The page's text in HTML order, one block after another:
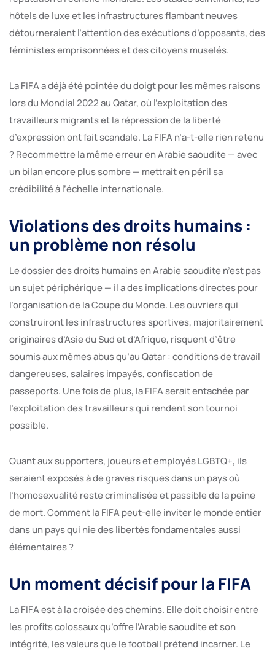
hôtels de luxe et les infrastructures flambant neuves
détourneraient l’attention des exécutions d’opposants, des
féministes emprisonnées et des citoyens muselés.
La FIFA a déjà été pointée du doigt pour les mêmes raisons
lors du Mondial 2022 au Qatar, où l’exploitation des
travailleurs migrants et la répression de la liberté
d’expression ont fait scandale. La FIFA n’a-t-elle rien retenu
? Recommettre la même erreur en Arabie saoudite — avec
un bilan encore plus sombre — mettrait en péril sa
crédibilité à l’échelle internationale.
Violations des droits humains :
un problème non résolu
Le dossier des droits humains en Arabie saoudite n’est pas
un sujet périphérique — il a des implications directes pour
l’organisation de la Coupe du Monde. Les ouvriers qui
construiront les infrastructures sportives, majoritairement
originaires d’Asie du Sud et d’Afrique, risquent d’être
soumis aux mêmes abus qu’au Qatar : conditions de travail
dangereuses, salaires impayés, confiscation de
passeports. Une fois de plus, la FIFA serait entachée par
l’exploitation des travailleurs qui rendent son tournoi
possible.
Quant aux supporters, joueurs et employés LGBTQ+, ils
seraient exposés à de graves risques dans un pays où
l’homosexualité reste criminalisée et passible de la peine
de mort. Comment la FIFA peut-elle inviter le monde entier
dans un pays qui nie des libertés fondamentales aussi
élémentaires ?
Un moment décisif pour la FIFA
La FIFA est à la croisée des chemins. Elle doit choisir entre
les profits colossaux qu’offre l’Arabie saoudite et son
intégrité, les valeurs que le football prétend incarner. Le